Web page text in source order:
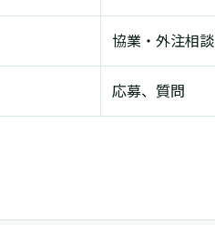
協業・外注相談
応募、質問